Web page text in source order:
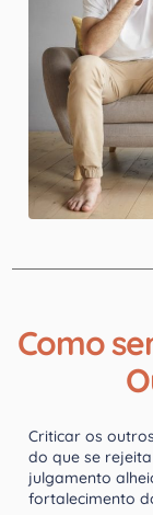
Como
Criticar os
do que se
julgamento
fortalecimento